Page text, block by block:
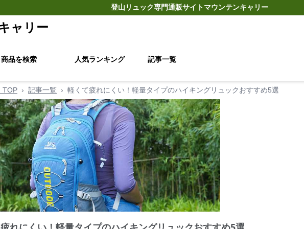
登山リュック専門通販サイトマウンテンキャリー
ャリー
商品を検索 人気ランキング 記事一覧
TOP › 記事一覧 › 軽くて疲れにくい！軽量タイプのハイキングリュックおすすめ5選